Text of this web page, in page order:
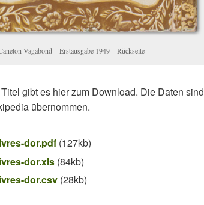
Vagabond – Erstausgabe 1949 – Rückseite
gibt es hier zum Download. Die Daten sind
übernommen.
dor.pdf (127kb)
dor.xls (84kb)
dor.csv (28kb)